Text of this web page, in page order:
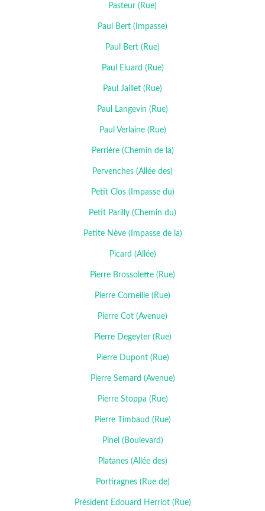
Pasteur (Rue)
Paul Bert (Impasse)
Paul Bert (Rue)
Paul Eluard (Rue)
Paul Jaillet (Rue)
Paul Langevin (Rue)
Paul Verlaine (Rue)
Perrière (Chemin de la)
Pervenches (Allée des)
Petit Clos (Impasse du)
Petit Parilly (Chemin du)
Petite Nève (Impasse de la)
Picard (Allée)
Pierre Brossolette (Rue)
Pierre Corneille (Rue)
Pierre Cot (Avenue)
Pierre Degeyter (Rue)
Pierre Dupont (Rue)
Pierre Semard (Avenue)
Pierre Stoppa (Rue)
Pierre Timbaud (Rue)
Pinel (Boulevard)
Platanes (Allée des)
Portiragnes (Rue de)
Président Edouard Herriot (Rue)